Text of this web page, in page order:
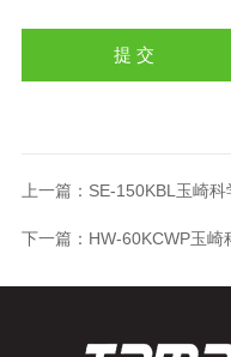
上一篇： SE-150KBL玉崎
下一篇： HW-60KCWP玉崎